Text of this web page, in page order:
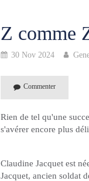
Z comme
30 Nov 2024
Commenter
Rien de tel qu'une
s'avérer encore plus
Claudine Jacquet est
Jacquet, ancien soldat